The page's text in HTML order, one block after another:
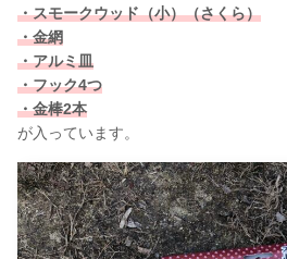
・スモークウッド（小）（さくら）
・金網
・アルミ皿
・フック4つ
・金棒2本
が入っています。